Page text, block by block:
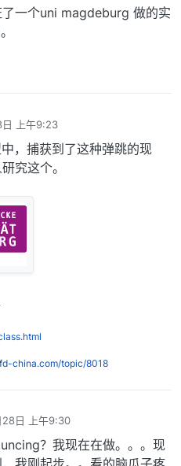
一个uni magdeburg 做的实
上午9:23
，捕获到了这种弹跳的现
究这个。
china.com/topic/8018
日 上午9:30
？我现在在做。。。现